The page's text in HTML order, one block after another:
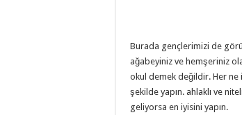
Burada gençlerimizi de
ağabeyiniz ve hemşeriniz
okul demek değildir. Her ne
şekilde yapın. ahlaklı ve
geliyorsa en iyisini yapın.